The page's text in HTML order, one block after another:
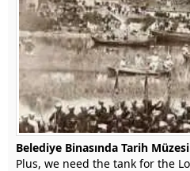
Belediye Binasında Tarih Müzesi
Plus, we need the tank for the